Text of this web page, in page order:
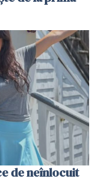
de neînlocuit